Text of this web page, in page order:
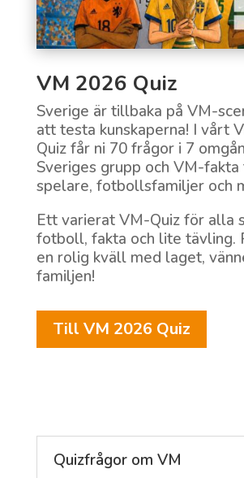
VM 2026 Quiz
Sverige är tillbaka på VM-
att testa kunskaperna! I vårt
Quiz får ni 70 frågor i 7
Sveriges grupp och VM-
spelare, fotbollsfamiljer och
Ett varierat VM-Quiz för alla
fotboll, fakta och lite tävling.
en rolig kväll med laget,
familjen!
Till VM 2026 Quiz
Quizfrågor om VM